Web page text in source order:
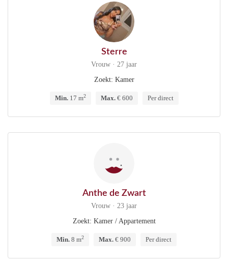
Sterre
Vrouw · 27 jaar
Zoekt: Kamer
Min.17 m2 Max.€ 600 Per direct
Anthe de Zwart
Vrouw · 23 jaar
Zoekt: Kamer / Appartement
Min. 8 m2 Max. € 900 Per direct